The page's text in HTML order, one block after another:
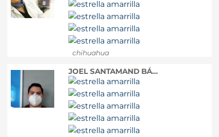
chihuahua
JOEL SANTAMAND BÁ...